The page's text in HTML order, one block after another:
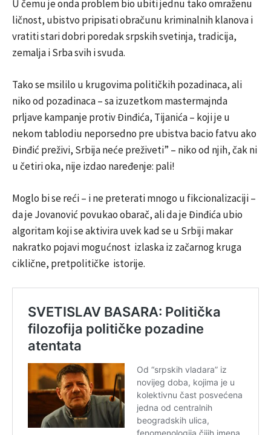
U čemu je onda problem bio ubiti jednu tako omraženu
ličnost, ubistvo pripisati obračunu kriminalnih klanova i
vratiti stari dobri poredak srpskih svetinja, tradicija,
zemalja i Srba svih i svuda.
Tako se msililo u krugovima političkih pozadinaca, ali
niko od pozadinaca – sa izuzetkom mastermajnda
prljave kampanje protiv Đinđića, Tijanića – koji je u
nekom tablodiu neporsedno pre ubistva bacio fatvu ako
Đinđić preživi, Srbija neće preživeti” – niko od njih, čak ni
u četiri oka, nije izdao naređenje: pali!
Moglo bi se reći – i ne preterati mnogo u fikcionalizaciji –
da je Jovanović povukao obarač, ali da je Đinđića ubio
algoritam koji se aktivira uvek kad se u Srbiji makar
nakratko pojavi mogućnost izlaska iz začarnog kruga
ciklične, pretpolitičke istorije.